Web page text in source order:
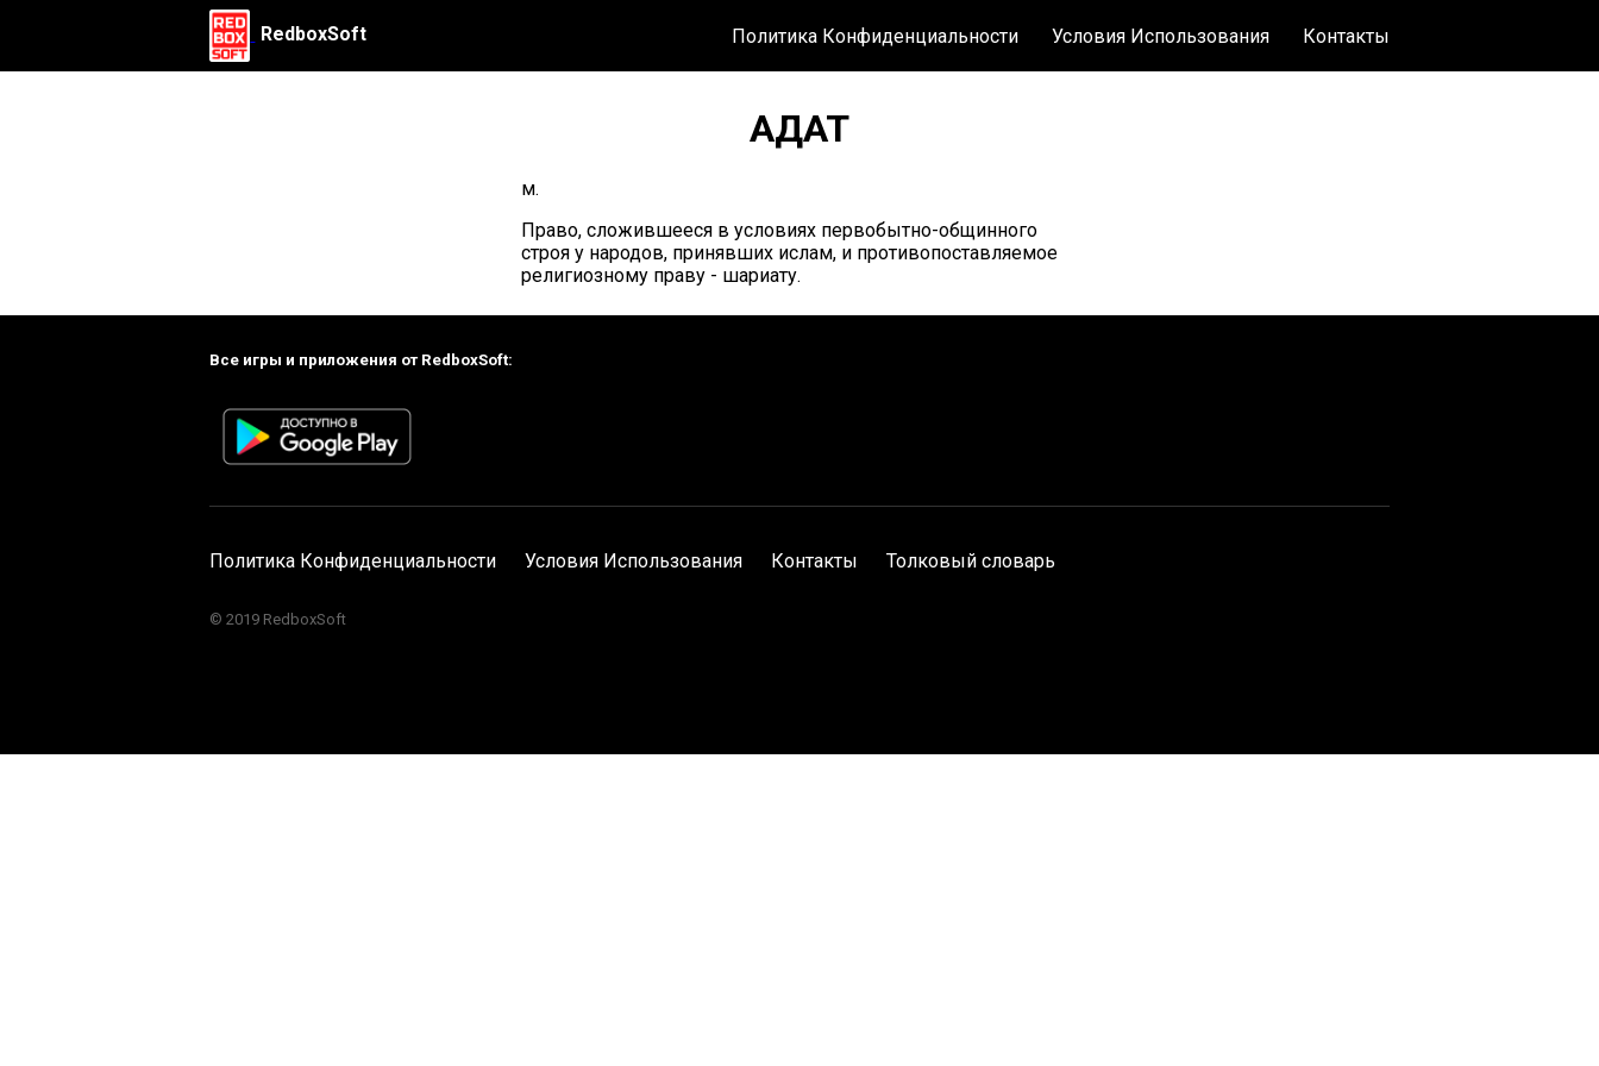
RedboxSoft Политика Конфиденциальности Условия Использования Контакты
АДАТ
м.
Право, сложившееся в условиях первобытно-общинного
строя у народов, принявших ислам, и противопоставляемое
религиозному праву - шариату.
Все игры и приложения от RedboxSoft:
Политика Конфиденциальности Условия Использования Контакты Толковый словарь
© 2019 RedboxSoft